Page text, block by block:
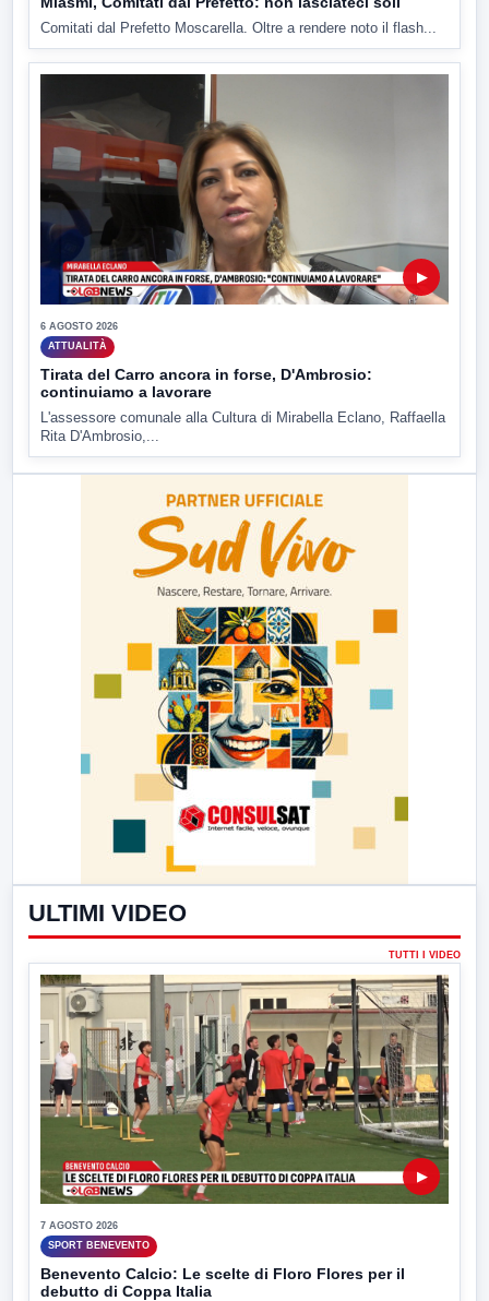
Comitati dal Prefetto Moscarella. Oltre a rendere noto il flash...
▶
6 AGOSTO 2026
ATTUALITÀ
Tirata del Carro ancora in forse, D'Ambrosio:
continuiamo a lavorare
L'assessore comunale alla Cultura di Mirabella Eclano, Raffaella
Rita D'Ambrosio,...
ULTIMI VIDEO
TUTTI I VIDEO
▶
7 AGOSTO 2026
SPORT BENEVENTO
Benevento Calcio: Le scelte di Floro Flores per il
debutto di Coppa Italia